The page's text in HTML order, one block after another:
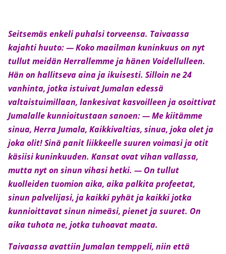
Seitsemäs enkeli puhalsi torveensa. Taivaassa
kajahti huuto: — Koko maailman kuninkuus on nyt
tullut meidän Herrallemme ja hänen Voidellulleen.
Hän on hallitseva aina ja ikuisesti. Silloin ne 24
vanhinta, jotka istuivat Jumalan edessä
valtaistuimillaan, lankesivat kasvoilleen ja osoittivat
Jumalalle kunnioitustaan sanoen: — Me kiitämme
sinua, Herra Jumala, Kaikkivaltias, sinua, joka olet ja
joka olit! Sinä panit liikkeelle suuren voimasi ja otit
käsiisi kuninkuuden. Kansat ovat vihan vallassa,
mutta nyt on sinun vihasi hetki. — On tullut
kuolleiden tuomion aika, aika palkita profeetat,
sinun palvelijasi, ja kaikki pyhät ja kaikki jotka
kunnioittavat sinun nimeäsi, pienet ja suuret. On
aika tuhota ne, jotka tuhoavat maata.
Taivaassa avattiin Jumalan temppeli, niin että